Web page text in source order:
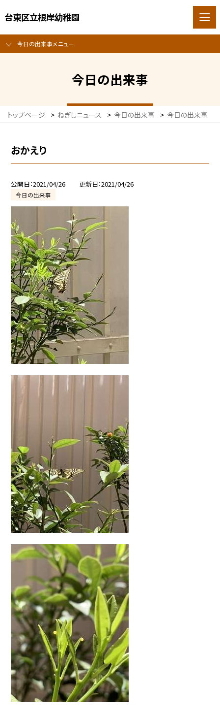
台東区立根岸幼稚園
今日の出来事メニュー
今日の出来事
トップページ > ねぎしニュース > 今日の出来事 > 今日の出来事
おかえり
公開日 2021/04/26 更新日 2021/04/26
今日の出来事